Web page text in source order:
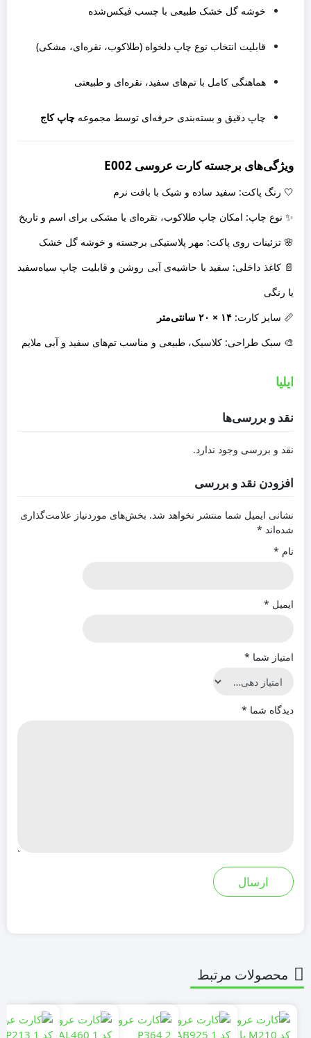
خوشه گل خشک طبیعی با چسب فیکس‌شده
قابلیت انتخاب نوع چاپ دلخواه (طلاکوب، نقره‌ای، مشکی)
هماهنگی کامل با تم‌های سفید، نقره‌ای و طبیعتی
چاپ دقیق و بسته‌بندی حرفه‌ای توسط مجموعه چاپ کاج
ویژگی‌های برجسته کارت عروسی E002
🤍 رنگ پاکت: سفید ساده و شیک با بافت نرم
✨ نوع چاپ: امکان چاپ طلاکوب، نقره‌ای یا مشکی برای اسم و تاریخ
🌸 تزئینات روی پاکت: مهر پلاستیکی برجسته و خوشه گل خشک
📄 کاغذ داخلی: سفید با حاشیه‌ی آبی روشن و قابلیت چاپ سیاه‌سفید
یا رنگی
📏 سایز کارت: ۱۴ × ۲۰ سانتی‌متر
🎨 سبک طراحی: کلاسیک، طبیعی و مناسب تم‌های سفید و آبی ملایم
ایلیا
نقد و بررسی‌ها
نقد و بررسی وجود ندارد.
افزودن نقد و بررسی
نشانی ایمیل شما منتشر نخواهد شد. بخش‌های موردنیاز علامت‌گذاری
شده‌اند *
نام *
ایمیل *
امتیاز شما *
دیدگاه شما *
محصولات مرتبط